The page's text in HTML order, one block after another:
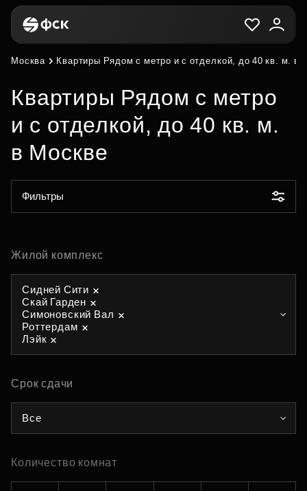
Москва Квартиры Рядом с метро и с отделкой, до 40 кв. м. в
Квартиры Рядом с метро
и с отделкой, до 40 кв. м.
в Москве
Фильтры
Жилой комплекс
Сидней Сити
Скай Гарден
Симоновский Вал
Роттердам
Лэйк
Срок сдачи
Все
Количество комнат